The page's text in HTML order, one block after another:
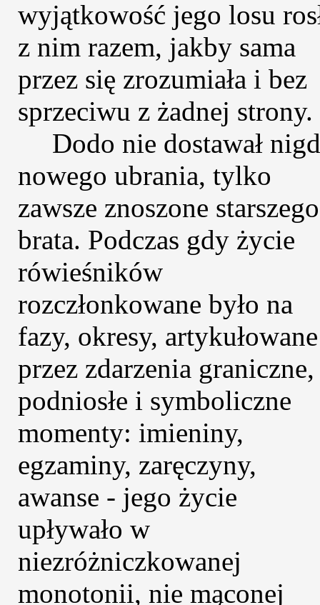
wyjątkowość jego losu
z nim razem, jakby sama
przez się zrozumiała i bez
sprzeciwu z żadnej strony.
Dodo nie dostawał
nowego ubrania, tylko
zawsze znoszone starszego
brata. Podczas gdy życie
rówieśników
rozczłonkowane było na
fazy, okresy, artykułowane
przez zdarzenia graniczne,
podniosłe i symboliczne
momenty: imieniny,
egzaminy, zaręczyny,
awanse - jego życie
upływało w
niezróżniczkowanej
monotonii, nie mąconej